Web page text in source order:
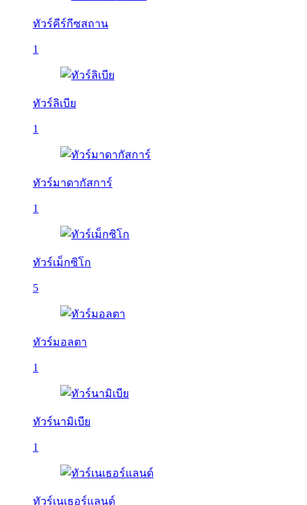
ทัวร์คีร์กีซสถาน
1
ทัวร์ลิเบีย
1
ทัวร์มาดากัสการ์
1
ทัวร์เม็กซิโก
5
ทัวร์มอลตา
1
ทัวร์นามิเบีย
1
ทัวร์เนเธอร์แลนด์